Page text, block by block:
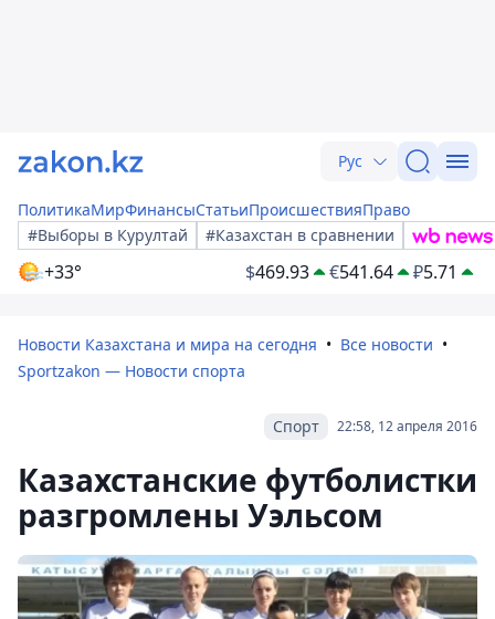
Рус
ПолитикаМирФинансыСтатьиПроисшествияПраво
#Выборы в Курултай
#Казахстан в сравнении
+33° $469.93 €541.64 ₽5.71
Новости Казахстана и мира на сегодня
Все новости
Sportzakon — Новости спорта
22:58, 12 апреля 2016
Спорт
Казахстанские футболистки
разгромлены Уэльсом